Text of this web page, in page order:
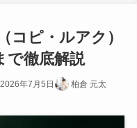
コピ・ルアク）
で徹底解説
2026年7月5日 柏倉 元太